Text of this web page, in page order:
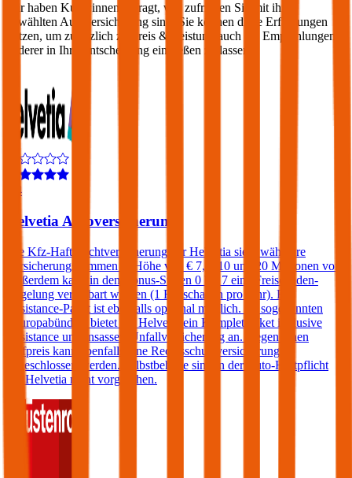
Wir haben Kund:innen befragt, wie zufrieden Sie mit ihrer
gewählten Autoversicherung sind. Sie können diese Erfahrungen
nutzen, um zusätzlich zu Preis & Leistung auch die Empfehlungen
anderer in Ihre Entscheidung einfließen zu lassen:
4,4
Helvetia Autoversicherung
Die Kfz-Haftpflichtversicherung der Helvetia sieht wählbare
Versicherungssummen in Höhe von € 7,6, 10 und 20 Millionen vor.
Außerdem kann in den Bonus-Stufen 0 bis 7 eine Freischaden-
Regelung vereinbart werden (1 Freischaden pro Jahr). Ein
Assistance-Paket ist ebenfalls optional möglich. Im sogenannten
„Europabündel“ bietet die Helvetia ein Komplettpaket inklusive
Assistance und Insassen-Unfallversicherung an. Gegen einen
Aufpreis kann ebenfalls eine Rechtsschutzversicherung
abgeschlossen werden. Selbstbehalte sind in der Auto-Haftpflicht
der Helvetia nicht vorgesehen.